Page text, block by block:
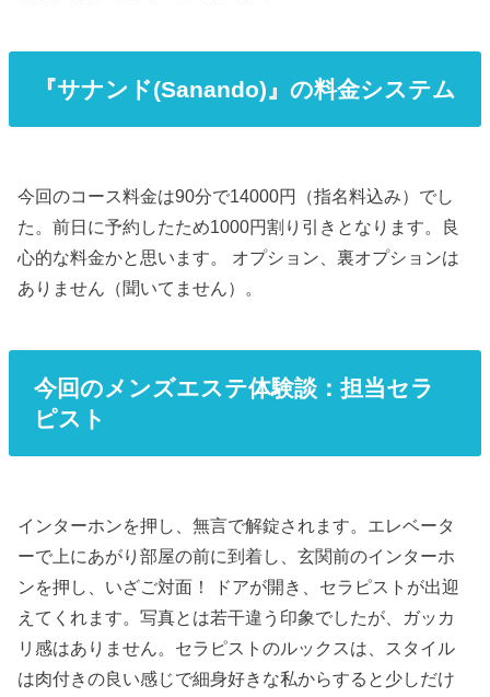
『サナンド(Sanando)』の料金システム
今回のコース料金は90分で14000円（指名料込み）でし
た。前日に予約したため1000円割り引きとなります。良
心的な料金かと思います。 オプション、裏オプションは
ありません（聞いてません）。
今回のメンズエステ体験談：担当セラ
ピスト
インターホンを押し、無言で解錠されます。エレベータ
ーで上にあがり部屋の前に到着し、玄関前のインターホ
ンを押し、いざご対面！ ドアが開き、セラピストが出迎
えてくれます。写真とは若干違う印象でしたが、ガッカ
リ感はありません。セラピストのルックスは、スタイル
は肉付きの良い感じで細身好きな私からすると少しだけ